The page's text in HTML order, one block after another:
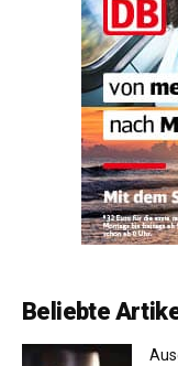
Beliebte